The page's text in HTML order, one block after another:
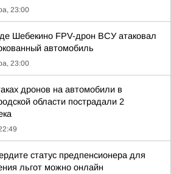
23:00
Шебекино FPV-дрон ВСУ атаковал
автомобиль
23:00
дронов на автомобили в
области пострадали 2
статус предпенсионера для
льгот можно онлайн